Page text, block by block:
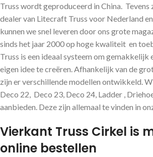
Truss wordt geproduceerd in China.
dealer van Litecraft Truss voor Nederland
kunnen we snel leveren door ons grote
sinds het jaar 2000 op hoge kwaliteit en
Truss is een ideaal systeem om gemakkelijk
eigen idee te creëren. Afhankelijk van de
zijn er verschillende modellen ontwikkeld.
Deco 22, Deco 23, Deco 24, Ladder ,
aanbieden. Deze zijn allemaal te vinden in
Vierkant Truss Cirkel is
online bestellen